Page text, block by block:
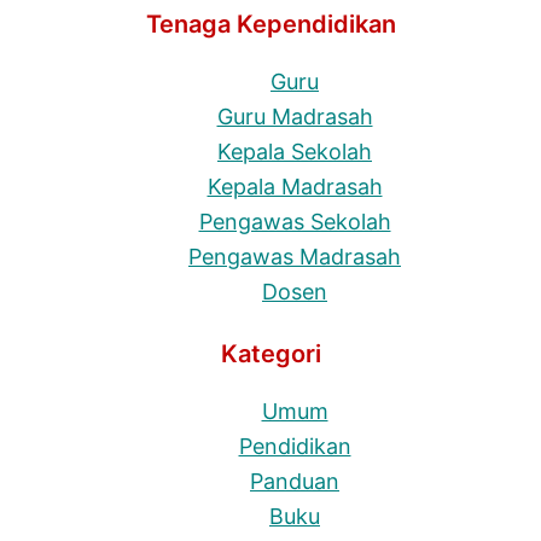
Tenaga Kependidikan
Guru
Guru Madrasah
Kepala Sekolah
Kepala Madrasah
Pengawas Sekolah
Pengawas Madrasah
Dosen
Kategori
Umum
Pendidikan
Panduan
Buku